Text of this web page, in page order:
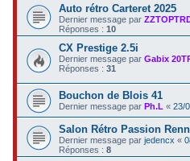
Auto rétro Carteret 2025
Dernier message par
Réponses :10
CX Prestige 2.5i
Dernier message parGabix
Réponses :31
Bouchon de Blois 41
Dernier message parPh.L «23/
Salon Rétro Passion
Dernier message parjedencx «
Réponses :8